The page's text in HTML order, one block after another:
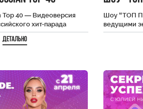
Top 40 — Видеоверсия
хит-парада
портала TOPHIT.
Детально
Шоу “ТОП
ведущими
разных